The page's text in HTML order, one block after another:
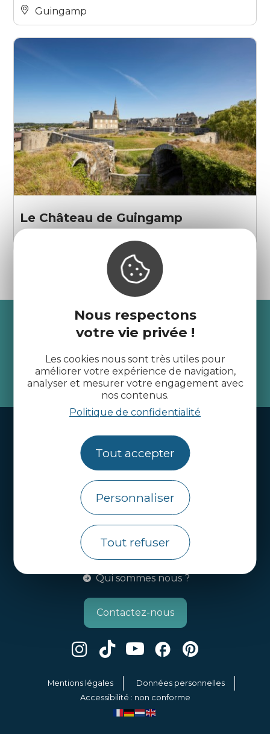
Nous respectons
votre vie privée !
Les cookies nous sont très utiles pour
améliorer votre expérience de navigation,
analyser et mesurer votre engagement avec
nos contenus.
Politique de confidentialité
Tout accepter
Personnaliser
Tout refuser
Guingamp
Le Château de Guingamp
Recevez l’actualité des
Côtes d’Armor
je m'abonne
Webcams
Brochures
Infos pratiques
Côtes d’Armor Destination
Agence de Développement Touristique et
d’Attractivité des Côtes d’Armor.
Qui sommes nous ?
Contactez-nous
Mentions légales
Données personnelles
Accessibilité : non conforme